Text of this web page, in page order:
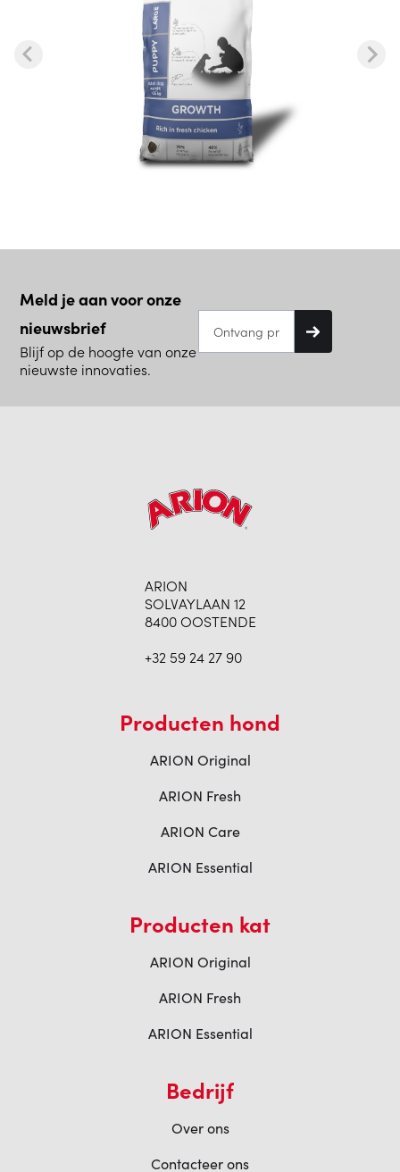
Meld je aan voor onze
nieuwsbrief
Blijf op de hoogte van onze
nieuwste innovaties.
ARION
SOLVAYLAAN 12
8400 OOSTENDE
+32 59 24 27 90
Producten hond
ARION Original
ARION Fresh
ARION Care
ARION Essential
Producten kat
ARION Original
ARION Fresh
ARION Essential
Bedrijf
Over ons
Contacteer ons